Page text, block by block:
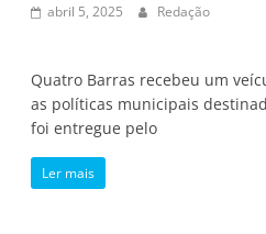
abril 5, 2025 Redação
Quatro Barras recebeu um
as políticas municipais
foi entregue pelo
Ler mais